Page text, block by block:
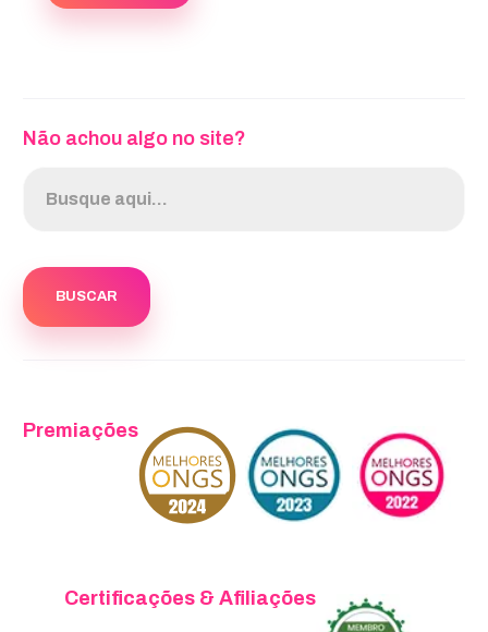
Não achou algo no site?
Premiações
Certificações & Afiliações